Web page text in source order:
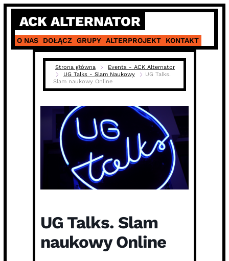
Skip
content
ACK ALTERNATOR
O NAS DOŁĄCZ GRUPY ALTERPROJEKT KONTAKT
Strona główna
Events - ACK Alternator
UG Talks - Slam Naukowy
UG Talks.
Slam naukowy Online
UG Talks. Slam
naukowy Online